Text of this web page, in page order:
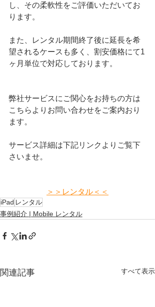
し、その柔軟性をご評価いただいてお
ります。
また、レンタル期間終了後に延長を希
望されるケースも多く、割安価格にて1
ヶ月単位で対応しております。
弊社サービスにご関心をお持ちの方は
こちらよりお問い合わせをご案内おり
ます。
サービス詳細は下記リンクよりご覧下
さいませ。
＞＞レンタル＜＜
iPad レンタル
事例紹介 | Mobile レンタル
関連記事 すべて表示